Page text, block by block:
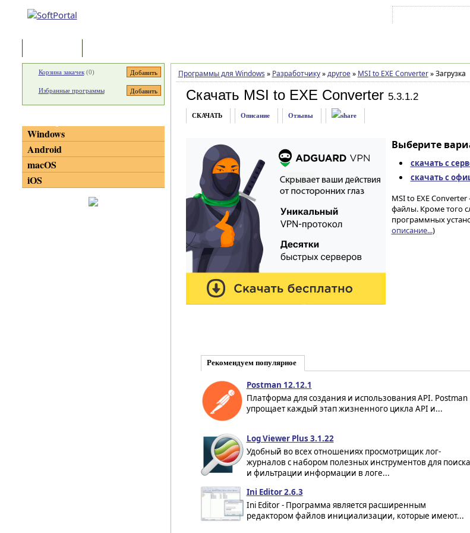
Программы для Windows » Разработчику » другое » MSI to EXE Converter »Загрузка
Скачать MSI to EXE Converter 5.3.1.2
СКАЧАТЬ Описание Отзывы
Выберите
скачать с
скачать с
MSI to EXE
файлы. Кроме того
программных
описание...)
Рекомендуем популярное
Postman 12.12.1
Платформа для создания и использования API. Postman
упрощает каждый этап жизненного цикла API и...
Log Viewer Plus 3.1.22
Удобный во всех отношениях просмотрищик лог-
журналов с набором полезных инструментов для поиска
и фильтрации информации в логе...
Ini Editor 2.6.3
Ini Editor - Программа является расширенным
редактором файлов инициализации, которые имеют...
Корзина закачек(0)
Избранные программы
Windows
Android
macOS
iOS